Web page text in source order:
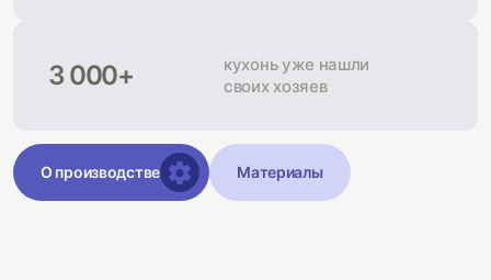
3 000+
кухонь уже нашли
своих хозяев
О производстве Материалы